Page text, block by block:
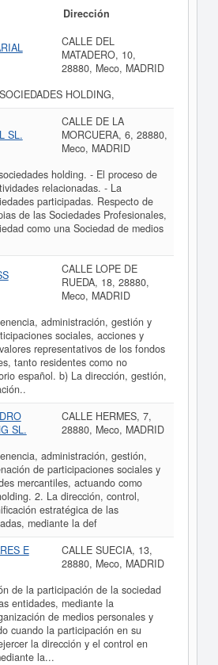
Dirección
CALLE DEL
MATADERO, 10,
28880, Meco, MADRID
HOLDING,
SL.
CALLE DE LA
MORCUERA, 6, 28880,
Meco, MADRID
holding. - El proceso de
relacionadas. - La
participadas. Respecto de
de las Sociedades Profesionales,
como una Sociedad de medios
CALLE LOPE DE
RUEDA, 18, 28880,
Meco, MADRID
administración, gestión y
sociales, acciones y
representativos de los fondos
tanto residentes como no
español. b) La dirección, gestión,
SL.
CALLE HERMES, 7,
28880, Meco, MADRID
administración, gestión,
de participaciones sociales y
mercantiles, actuando como
2. La dirección, control,
estratégica de las
mediante la def
E
CALLE SUECIA, 13,
28880, Meco, MADRID
de la participación de la sociedad
entidades, mediante la
de medios personales y
cuando la participación en su
la dirección y el control en
la...